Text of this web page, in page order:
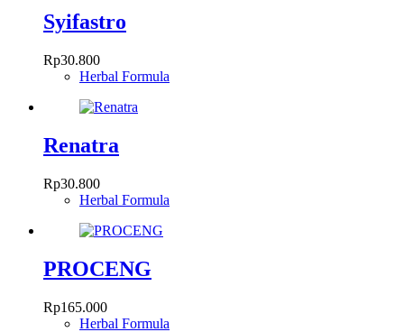
Syifastro
Rp30.800
Herbal Formula
Renatra
Rp30.800
Herbal Formula
PROCENG
Rp165.000
Herbal Formula